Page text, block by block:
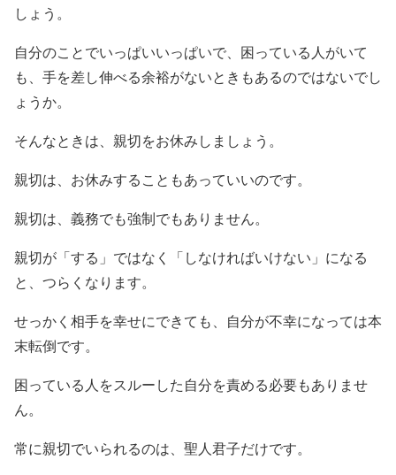
しょう。
自分のことでいっぱいいっぱいで、困っている人がいて
も、手を差し伸べる余裕がないときもあるのではないでし
ょうか。
そんなときは、親切をお休みしましょう。
親切は、お休みすることもあっていいのです。
親切は、義務でも強制でもありません。
親切が「する」ではなく「しなければいけない」になる
と、つらくなります。
せっかく相手を幸せにできても、自分が不幸になっては本
末転倒です。
困っている人をスルーした自分を責める必要もありませ
ん。
常に親切でいられるのは、聖人君子だけです。